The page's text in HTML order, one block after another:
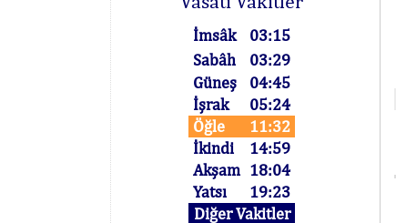
İmsâk
03:15
Sabâh
03:29
Güneş
04:45
İşrak
05:24
Öğle
11:32
İkindi
14:59
Akşam 18:04
Yatsı
19:23
Diğer Vakitler